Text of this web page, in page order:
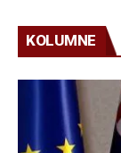
KOLUMNE